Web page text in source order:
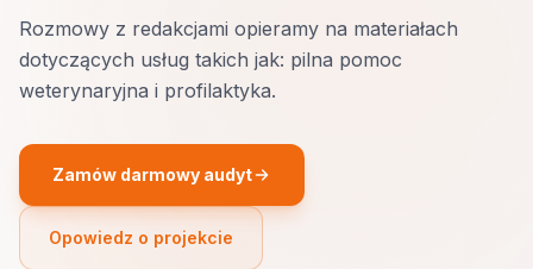
Rozmowy z redakcjami opieramy na materiałach
dotyczących usług takich jak: pilna pomoc
weterynaryjna i profilaktyka.
Zamów darmowy audyt
Opowiedz o projekcie